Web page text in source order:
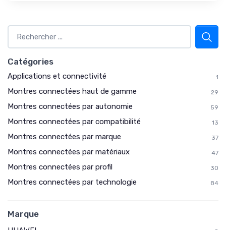
Catégories
Applications et connectivité 1
Montres connectées haut de gamme 29
Montres connectées par autonomie 59
Montres connectées par compatibilité 13
Montres connectées par marque 37
Montres connectées par matériaux 47
Montres connectées par profil 30
Montres connectées par technologie 84
Marque